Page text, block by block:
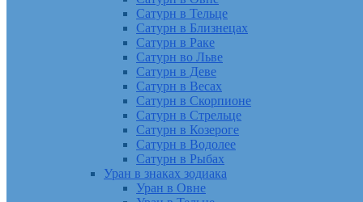
Сатурн в Тельце
Сатурн в Близнецах
Сатурн в Раке
Сатурн во Льве
Сатурн в Деве
Сатурн в Весах
Сатурн в Скорпионе
Сатурн в Стрельце
Сатурн в Козероге
Сатурн в Водолее
Сатурн в Рыбах
Уран в знаках зодиака
Уран в Овне